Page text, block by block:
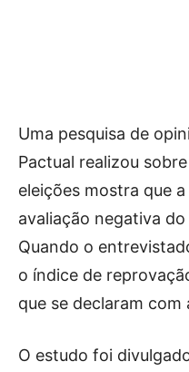
Uma pesquisa de
Pactual realizou
eleições mostra que
avaliação negativa
Quando o
o índice de
que se declaram com
O estudo foi